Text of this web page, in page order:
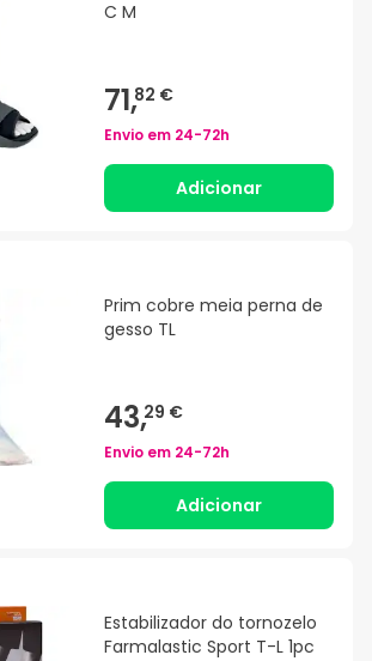
C M
71,82 €
Envio em 24-72h
Adicionar
Prim cobre meia perna de
gesso TL
43,29 €
Envio em 24-72h
Adicionar
Estabilizador do tornozelo
Farmalastic Sport T-L 1pc